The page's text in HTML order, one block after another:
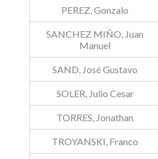
PEREZ, Gonzalo
SANCHEZ MIÑO, Juan
Manuel
SAND, José Gustavo
SOLER, Julio Cesar
TORRES, Jonathan
TROYANSKI, Franco